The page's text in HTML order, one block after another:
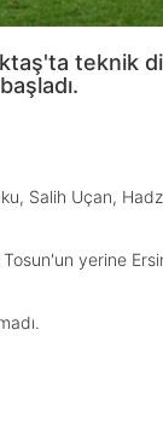
teknik
Salih Uçan,
yerine